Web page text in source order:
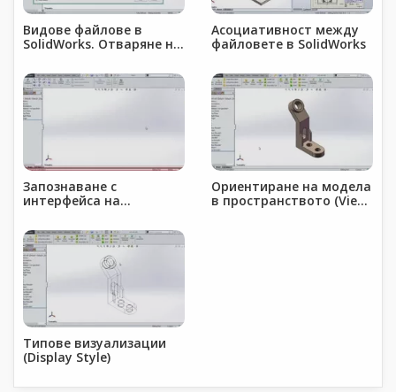
Видове файлове в
SolidWorks. Отваряне на
документ
Асоциативност между
файловете в SolidWorks
Запознаване с
интерфейса на
Ориентиране на модела
в пространството (View
Типове визуализации
(Display Style)